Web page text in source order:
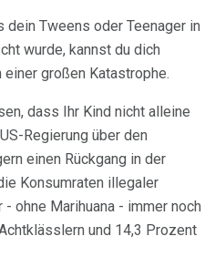
dein Tweens oder Teenager in
wurde, kannst du dich
großen Katastrophe.
dass Ihr Kind nicht alleine
Regierung über den
einen Rückgang in der
Konsumraten illegaler
ohne Marihuana - immer noch
und 14,3 Prozent